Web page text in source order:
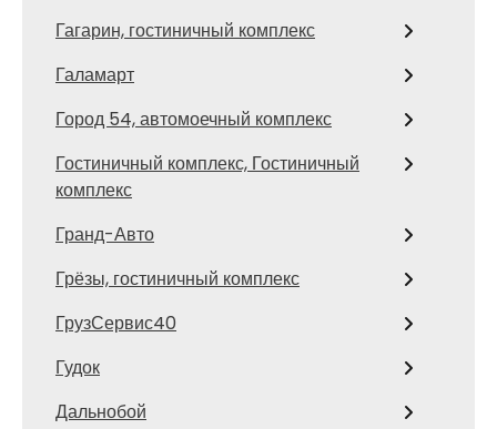
Гагарин, гостиничный комплекс
Галамарт
Город 54, автомоечный комплекс
Гостиничный комплекс, Гостиничный
комплекс
Гранд-Авто
Грёзы, гостиничный комплекс
ГрузСервис40
Гудок
Дальнобой